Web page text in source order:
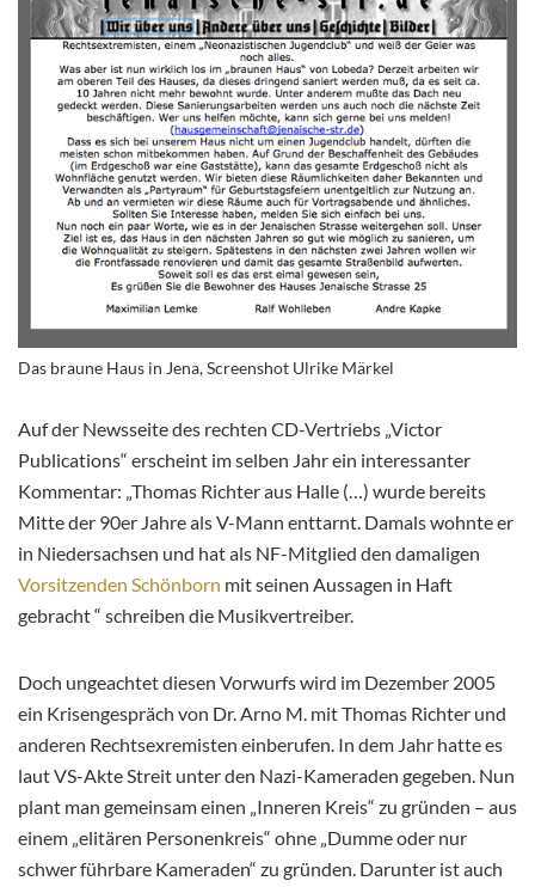
Das braune Haus in Jena, Screenshot Ulrike Märkel
Auf der Newsseite des rechten CD-Vertriebs „Victor
Publications“ erscheint im selben Jahr ein interessanter
Kommentar: „Thomas Richter aus Halle (…) wurde bereits
Mitte der 90er Jahre als V-Mann enttarnt. Damals wohnte er
in Niedersachsen und hat als NF-Mitglied den damaligen
Vorsitzenden Schönborn mit seinen Aussagen in Haft
gebracht “ schreiben die Musikvertreiber.
Doch ungeachtet diesen Vorwurfs wird im Dezember 2005
ein Krisengespräch von Dr. Arno M. mit Thomas Richter und
anderen Rechtsexremisten einberufen. In dem Jahr hatte es
laut VS-Akte Streit unter den Nazi-Kameraden gegeben. Nun
plant man gemeinsam einen „Inneren Kreis“ zu gründen – aus
einem „elitären Personenkreis“ ohne „Dumme oder nur
schwer führbare Kameraden“ zu gründen. Darunter ist auch